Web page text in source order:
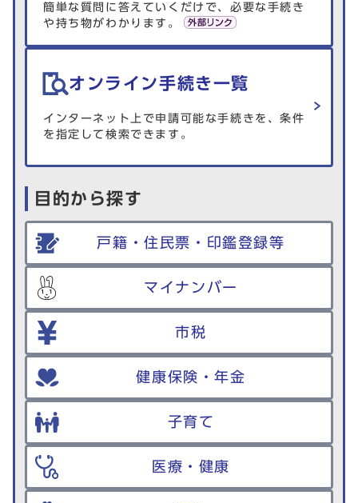
簡単な質問に答えていくだけで、必要な手続き
や持ち物がわかります。
オンライン手続き一覧
インターネット上で申請可能な手続きを、条件
を指定して検索できます。
目的から探す
戸籍・住民票・印鑑登録等
マイナンバー
市税
健康保険・年金
子育て
医療・健康